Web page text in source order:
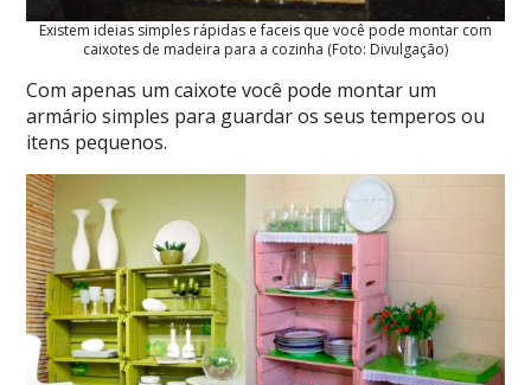
Existem ideias simples rápidas e faceis que você pode montar com
caixotes de madeira para a cozinha (Foto: Divulgação)
Com apenas um caixote você pode montar um
armário simples para guardar os seus temperos ou
itens pequenos.